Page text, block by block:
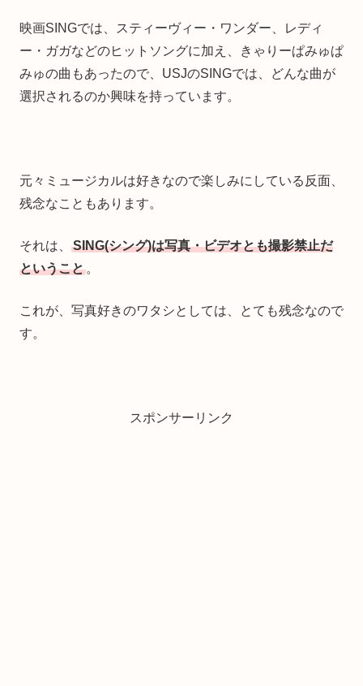
映画SINGでは、スティーヴィー・ワンダー、レディ
ー・ガガなどのヒットソングに加え、きゃりーぱみゅぱ
みゅの曲もあったので、USJのSINGでは、どんな曲が
選択されるのか興味を持っています。
元々ミュージカルは好きなので楽しみにしている反面、
残念なこともあります。
それは、 SING(シング)は写真・ビデオとも撮影禁止だ
ということ。
これが、写真好きのワタシとしては、とても残念なので
す。
スポンサーリンク